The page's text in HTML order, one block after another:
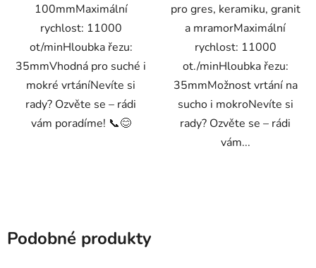
100mmMaximální
rychlost: 11000
ot/minHloubka řezu:
35mmVhodná pro suché i
mokré vrtáníNevíte si
rady? Ozvěte se – rádi
vám poradíme! 📞😊
pro gres, keramiku, granit
a mramorMaximální
rychlost: 11000
ot./minHloubka řezu:
35mmMožnost vrtání na
sucho i mokroNevíte si
rady? Ozvěte se – rádi
vám...
Podobné produkty